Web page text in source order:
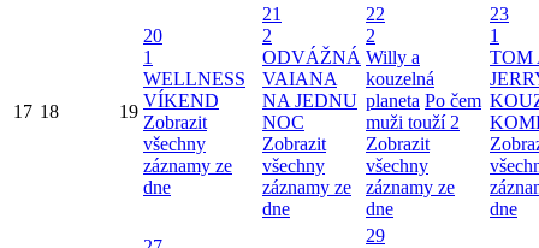
17 18 19
20
1
WELLNESS
VÍKEND
Zobrazit
všechny
záznamy ze
dne
21
2
ODVÁŽNÁ
VAIANA
NA JEDNU
NOC
Zobrazit
všechny
záznamy ze
dne
22
2
Willy a
kouzelná
planeta Po čem
muži touží 2
Zobrazit
všechny
záznamy ze
dne
23
1
TOM
dne
29